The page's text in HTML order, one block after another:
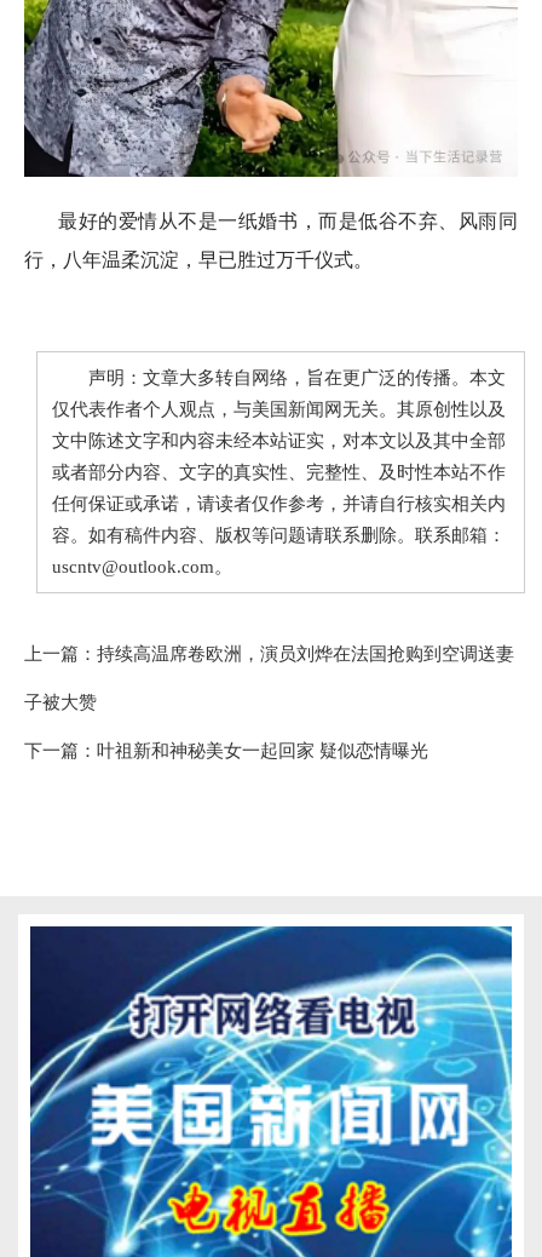
最好的爱情从不是一纸婚书，而是低谷不弃、风雨同
行，八年温柔沉淀，早已胜过万千仪式。
声明：文章大多转自网络，旨在更广泛的传播。本文
仅代表作者个人观点，与美国新闻网无关。其原创性以及
文中陈述文字和内容未经本站证实，对本文以及其中全部
或者部分内容、文字的真实性、完整性、及时性本站不作
任何保证或承诺，请读者仅作参考，并请自行核实相关内
容。如有稿件内容、版权等问题请联系删除。联系邮箱：
uscntv@outlook.com。
上一篇： 持续高温席卷欧洲，演员刘烨在法国抢购到空调送妻
子被大赞
下一篇： 叶祖新和神秘美女一起回家 疑似恋情曝光